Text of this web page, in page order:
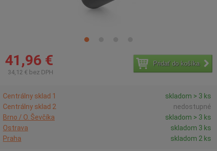
41,96 €
34,12 € bez DPH
Pridať do košíka
Centrálny sklad 1
skladom > 3 ks
Centrálny sklad 2
nedostupné
Brno / O. Ševčíka
skladom > 3 ks
Ostrava
skladom 3 ks
Praha
skladom 2 ks